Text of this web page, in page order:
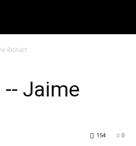
Richart
Jaime
0
154